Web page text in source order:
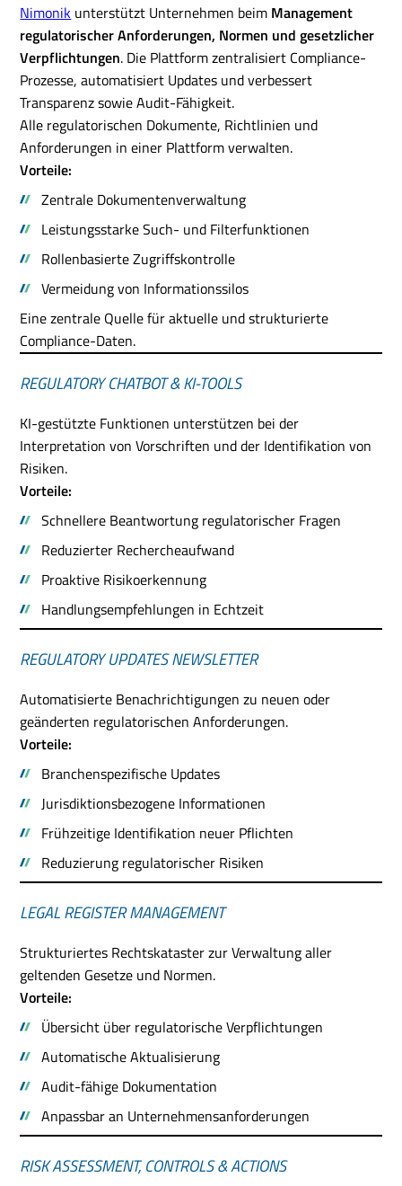
Nimonik unterstützt Unternehmen beim Management
regulatorischer Anforderungen, Normen und gesetzlicher
Verpflichtungen. Die Plattform zentralisiert Compliance-
Prozesse, automatisiert Updates und verbessert
Transparenz sowie Audit-Fähigkeit.
Alle regulatorischen Dokumente, Richtlinien und
Anforderungen in einer Plattform verwalten.
Vorteile:
Zentrale Dokumentenverwaltung
Leistungsstarke Such- und Filterfunktionen
Rollenbasierte Zugriffskontrolle
Vermeidung von Informationssilos
Eine zentrale Quelle für aktuelle und strukturierte
Compliance-Daten.
REGULATORY CHATBOT & KI-TOOLS
KI-gestützte Funktionen unterstützen bei der
Interpretation von Vorschriften und der Identifikation von
Risiken.
Vorteile:
Schnellere Beantwortung regulatorischer Fragen
Reduzierter Rechercheaufwand
Proaktive Risikoerkennung
Handlungsempfehlungen in Echtzeit
REGULATORY UPDATES NEWSLETTER
Automatisierte Benachrichtigungen zu neuen oder
geänderten regulatorischen Anforderungen.
Vorteile:
Branchenspezifische Updates
Jurisdiktionsbezogene Informationen
Frühzeitige Identifikation neuer Pflichten
Reduzierung regulatorischer Risiken
LEGAL REGISTER MANAGEMENT
Strukturiertes Rechtskataster zur Verwaltung aller
geltenden Gesetze und Normen.
Vorteile:
Übersicht über regulatorische Verpflichtungen
Automatische Aktualisierung
Audit-fähige Dokumentation
Anpassbar an Unternehmensanforderungen
RISK ASSESSMENT, CONTROLS & ACTIONS